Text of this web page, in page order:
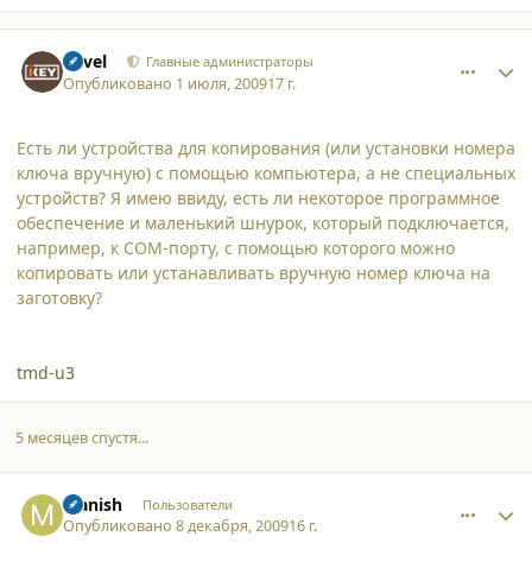
Pavel Главные администраторы
Опубликовано 1 июля, 200917 г.
Есть ли устройства для копирования (или установки номера
ключа вручную) с помощью компьютера, а не специальных
устройств? Я имею ввиду, есть ли некоторое программное
обеспечение и маленький шнурок, который подключается,
например, к COM-порту, с помощью которого можно
копировать или устанавливать вручную номер ключа на
заготовку?
tmd-u3
5 месяцев спустя...
Manish Пользователи
Опубликовано8 декабря, 200916 г.